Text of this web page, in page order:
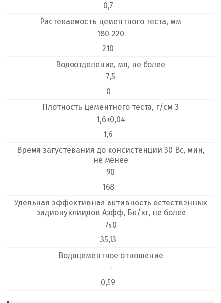
0,7
Растекаемость цементного теста, мм
180-220
210
Водоотделение, мл, не более
7,5
0
Плотность цементного теста, г/см 3
1,6±0,04
1,6
Время загустевания до консистенции 30 Вс, мин,
не менее
90
168
Удельная эффективная активность естественных
радионуклиидов Аэфф, Бк/кг, не более
740
35,13
Водоцементное отношение
-
0,59